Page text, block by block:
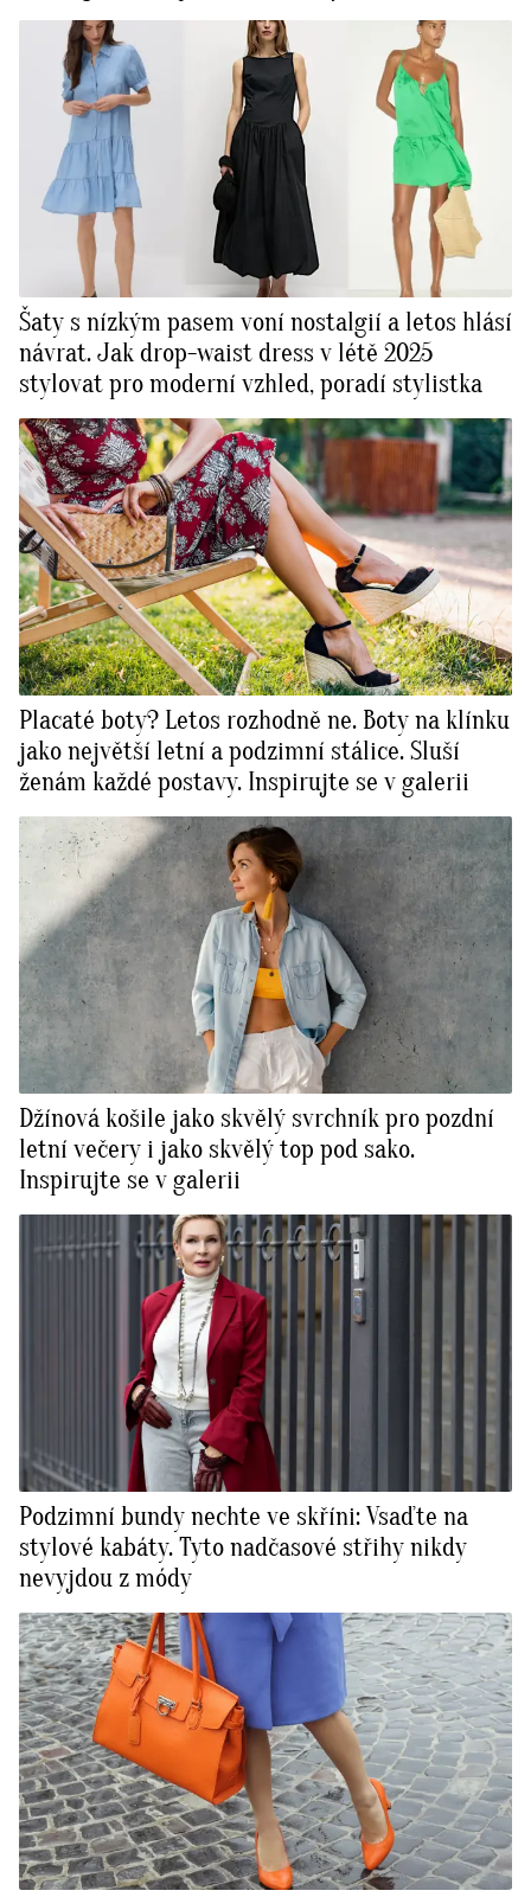
Šaty s nízkým pasem voní nostalgií a letos hlásí
návrat. Jak drop-waist dress v létě 2025
stylovat pro moderní vzhled, poradí stylistka
Placaté boty? Letos rozhodně ne. Boty na klínku
jako největší letní a podzimní stálice. Sluší
ženám každé postavy. Inspirujte se v galerii
Džínová košile jako skvělý svrchník pro pozdní
letní večery i jako skvělý top pod sako.
Inspirujte se v galerii
Podzimní bundy nechte ve skříni: Vsaďte na
stylové kabáty. Tyto nadčasové střihy nikdy
nevyjdou z módy